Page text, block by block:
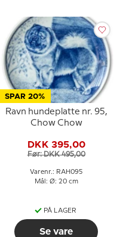
SPAR 20%
Ravn hundeplatte nr. 95,
Chow Chow
DKK 395,00
Før: DKK 495,00
Varenr.: RAH095
Mål: Ø: 20 cm
PÅ LAGER
Se vare